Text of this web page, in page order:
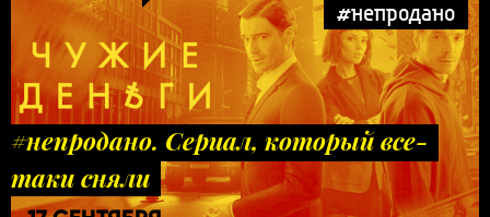
#непродано
#непродано. Сериал, который все-
таки сняли